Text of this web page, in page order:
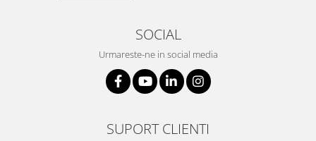
SOCIAL
Urmareste-ne in social media
SUPORT CLIENTI